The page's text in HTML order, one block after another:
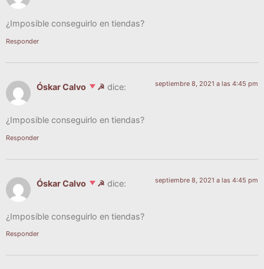
¿Impo­si­ble con­se­guir­lo en tiendas?
Responder
Óskar Calvo ☭ dice: septiembre 8, 2021 a las 4:45 pm
¿Impo­si­ble con­se­guir­lo en tiendas?
Responder
Óskar Calvo ☭ dice: septiembre 8, 2021 a las 4:45 pm
¿Impo­si­ble con­se­guir­lo en tiendas?
Responder